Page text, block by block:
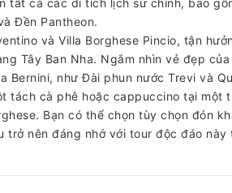
tất cả các di tích lịch sử chính, bao
Đền Pantheon.
và Villa Borghese Pincio, tận
Tây Ban Nha. Ngắm nhìn vẻ đẹp
Bernini, như Đài phun nước Trevi và
tách cà phê hoặc cappuccino tại một
Bạn có thể chọn tùy chọn đón
trở nên đáng nhớ với tour độc đáo